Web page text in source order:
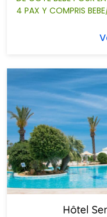
4 PAX Y COMPRIS
Hôtel